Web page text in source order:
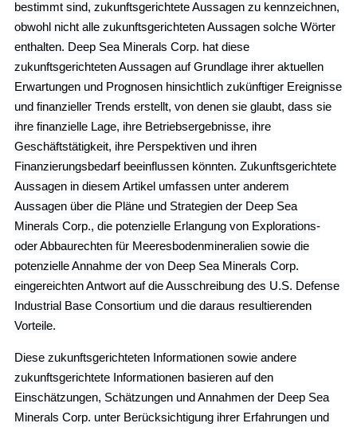
bestimmt sind, zukunftsgerichtete Aussagen zu kennzeichnen,
obwohl nicht alle zukunftsgerichteten Aussagen solche Wörter
enthalten. Deep Sea Minerals Corp. hat diese
zukunftsgerichteten Aussagen auf Grundlage ihrer aktuellen
Erwartungen und Prognosen hinsichtlich zukünftiger Ereignisse
und finanzieller Trends erstellt, von denen sie glaubt, dass sie
ihre finanzielle Lage, ihre Betriebsergebnisse, ihre
Geschäftstätigkeit, ihre Perspektiven und ihren
Finanzierungsbedarf beeinflussen könnten. Zukunftsgerichtete
Aussagen in diesem Artikel umfassen unter anderem
Aussagen über die Pläne und Strategien der Deep Sea
Minerals Corp., die potenzielle Erlangung von Explorations-
oder Abbaurechten für Meeresbodenmineralien sowie die
potenzielle Annahme der von Deep Sea Minerals Corp.
eingereichten Antwort auf die Ausschreibung des U.S. Defense
Industrial Base Consortium und die daraus resultierenden
Vorteile.
Diese zukunftsgerichteten Informationen sowie andere
zukunftsgerichtete Informationen basieren auf den
Einschätzungen, Schätzungen und Annahmen der Deep Sea
Minerals Corp. unter Berücksichtigung ihrer Erfahrungen und